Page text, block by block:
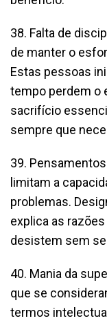
38. Falta de
de manter o
Estas pessoas
tempo perdem o
sacrifício
sempre que
39.
limitam a
problemas.
explica as
desistem sem
40. Mania da
que se
termos